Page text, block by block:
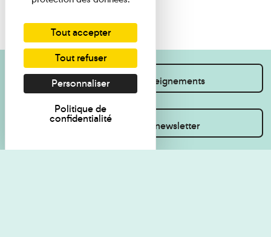
Je souhaite des renseignements
Inscrivez-vous à la newsletter
Tout accepter
Tout refuser
Personnaliser
Politique de
confidentialité